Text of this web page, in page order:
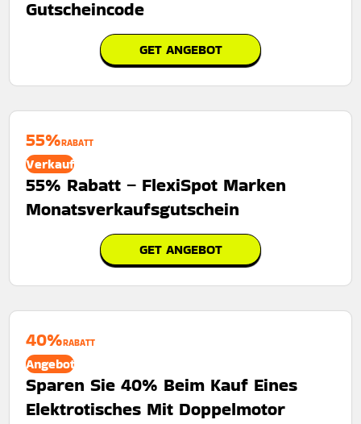
Gutscheincode
GET ANGEBOT
55%RABATT
Verkauf
55% Rabatt – FlexiSpot Marken
Monatsverkaufsgutschein
GET ANGEBOT
40%RABATT
Angebot
Sparen Sie 40% Beim Kauf Eines
Elektrotisches Mit Doppelmotor